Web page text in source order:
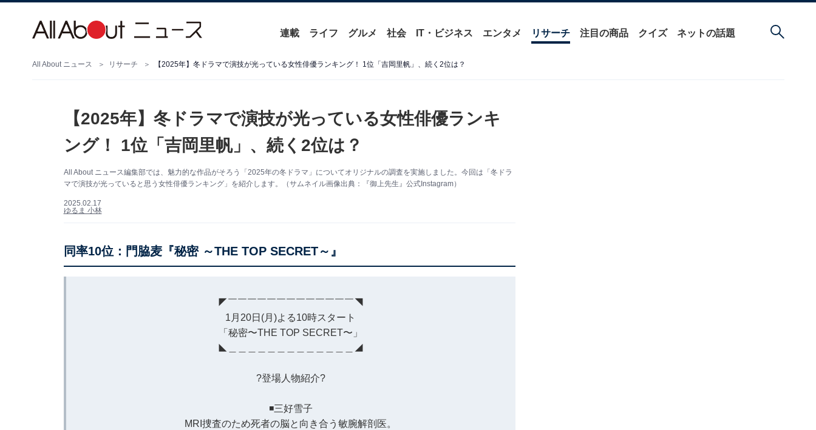
連載 ライフ グルメ 社会 IT・ビジネス エンタメ リサーチ 注目の商品 クイズ ネットの話題
All About ニュース リサーチ 【2025年】冬ドラマで演技が光っている女性俳優ランキング！ 1位「吉岡里帆」、続く2位は？
【2025年】冬ドラマで演技が光っている女性俳優ランキ
ング！ 1位「吉岡里帆」、続く2位は？
All About ニュース編集部では、魅力的な作品がそろう「2025年の冬ドラマ」についてオリジナルの調査を実施しました。今回は「冬ドラ
マで演技が光っていると思う女性俳優ランキング」を紹介します。（サムネイル画像出典：『御上先生』公式Instagram）
2025.02.17
ゆるま 小林
同率10位：門脇麦『秘密 ～THE TOP SECRET～』
◤￣￣￣￣￣￣￣￣￣￣￣￣￣◥
1月20日(月)よる10時スタート
「秘密〜THE TOP SECRET〜」
◣＿＿＿＿＿＿＿＿＿＿＿＿＿◢
?登場人物紹介?
◾️三好雪子
MRI捜査のため死者の脳と向き合う敏腕解剖医。